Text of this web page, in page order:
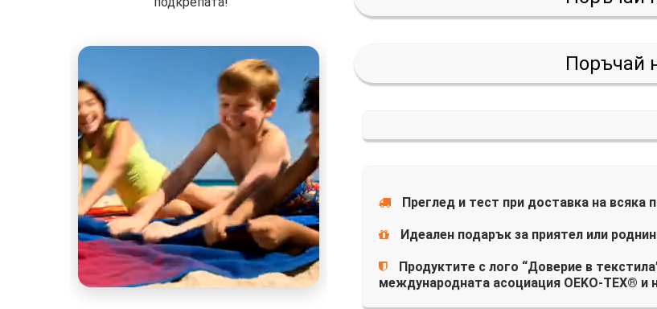
Поръчай
Преглед и тест при доставка на всяка
Идеален подарък за приятел или
Продуктите с лого “Доверие в
международната асоциация OEKO-TEX®